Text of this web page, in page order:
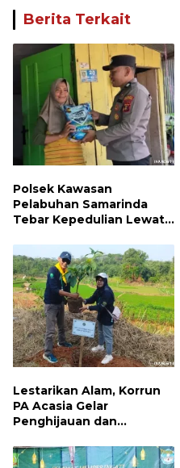
Berita Terkait
Polsek Kawasan
Pelabuhan Samarinda
Tebar Kepedulian Lewat
Sungai Dama Terima
Bantuan Sosial
Lestarikan Alam, Korrun
PA Acasia Gelar
Penghijauan dan
Wujudkan Kepedulian